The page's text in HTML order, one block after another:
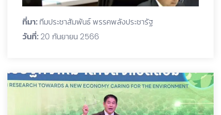
ที่มา:ทีมประชาสัมพันธ์ พรรคพลังประชารัฐ
วันที่: 20 กันยายน 2566